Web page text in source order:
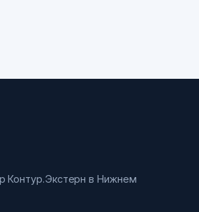
Контур.Экстерн в Нижнем